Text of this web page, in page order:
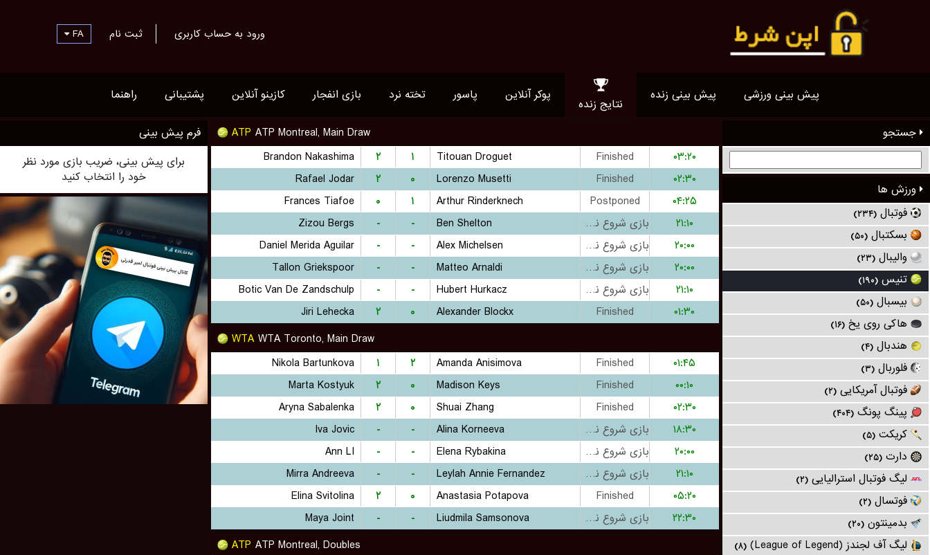
ورود به حساب کاربری ثبت نام FA
پیش بینی ورزشی پیش بینی زنده
نتایج زنده
پوکر آنلاین پاسور تخته نرد بازی انفجار کازینو آنلاین پشتیبانی راهنما
جستجو
ورزش ها
فوتبال (۲۳۴)
بسکتبال (۵۰)
والیبال (۲۳)
تنیس (۱۹۰)
بیسبال (۵۰)
هاکی روی یخ (۱۶)
هندبال (۴)
فلوربال (۳)
فوتبال آمریکایی (۲)
پینگ پونگ (۴۰۴)
کریکت (۵)
دارت (۲۵)
لیگ فوتبال استرالیایی (۲)
فوتسال (۲)
بدمینتون (۲۰)
لیگ آف لجندز (League of Legend) (۸)
ATP ATP Montreal, Main Draw
Brandon Nakashima
۲ ۱ Titouan Droguet Finished
۰۳:۲۰
Rafael Jodar
۲ ۰ Lorenzo Musetti Finished
۰۲:۳۰
Frances Tiafoe
۰ ۱ Arthur Rinderknech Postponed
۰۴:۲۵
Zizou Bergs
- - Ben Shelton بازی شروع نشده است
۲۱:۱۰
Daniel Merida Aguilar
- - Alex Michelsen بازی شروع نشده است
۲۰:۰۰
Tallon Griekspoor
- - Matteo Arnaldi بازی شروع نشده است
۲۰:۰۰
Botic Van De Zandschulp
- - Hubert Hurkacz بازی شروع نشده است
۲۱:۱۰
Jiri Lehecka
۲ ۰ Alexander Blockx Finished
۰۱:۳۰
WTA WTA Toronto, Main Draw
Nikola Bartunkova
۱ ۲ Amanda Anisimova Finished
۰۱:۴۵
Marta Kostyuk
۲ ۰ Madison Keys Finished
۰۰:۱۰
Aryna Sabalenka
۲ ۰ Shuai Zhang Finished
۰۲:۳۰
Iva Jovic
- - Alina Korneeva بازی شروع نشده است
۱۸:۳۰
Ann LI
- - Elena Rybakina بازی شروع نشده است
۲۰:۰۰
Mirra Andreeva
- - Leylah Annie Fernandez بازی شروع نشده است
۲۱:۱۰
Elina Svitolina
۲ ۰ Anastasia Potapova Finished
۰۵:۲۰
Maya Joint
- - Liudmila Samsonova بازی شروع نشده است
۲۲:۳۰
ATP ATP Montreal, Doubles
فرم پیش بینی
برای پیش بینی، ضریب بازی مورد نظر
خود را انتخاب کنید